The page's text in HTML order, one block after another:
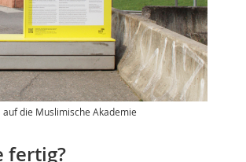
die Muslimische Akademie
fertig?